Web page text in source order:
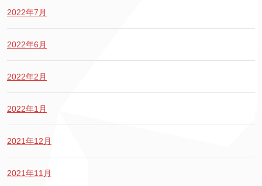
2022年7月
2022年6月
2022年2月
2022年1月
2021年12月
2021年11月